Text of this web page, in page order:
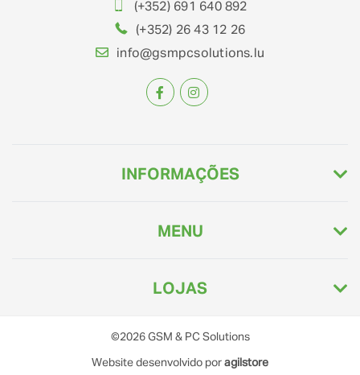
(+352) 691 640 892
(+352) 26 43 12 26
info@gsmpcsolutions.lu
INFORMAÇÕES
MENU
LOJAS
©2026 GSM & PC Solutions
Website desenvolvido por agilstore